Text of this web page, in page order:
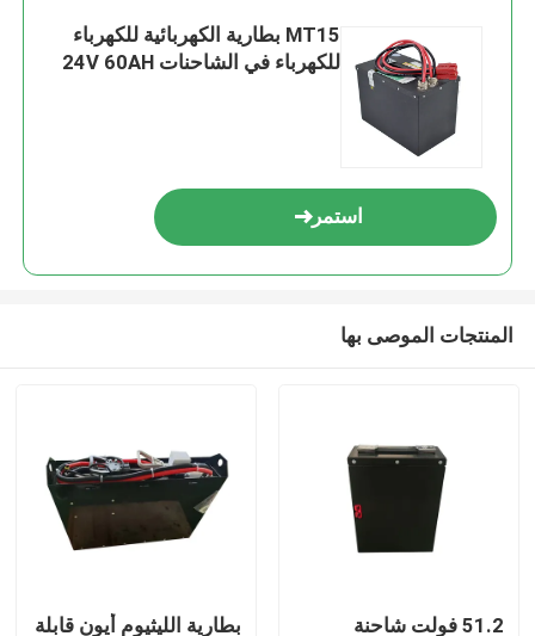
MT15 بطارية الكهربائية للكهرباء
للكهرباء في الشاحنات 24V 60AH
استمر
المنتجات الموصى بها
51.2 فولت شاحنة
بطارية الليثيوم أيون قابلة